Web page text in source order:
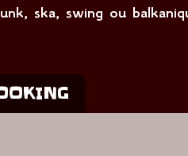
ska, swing ou